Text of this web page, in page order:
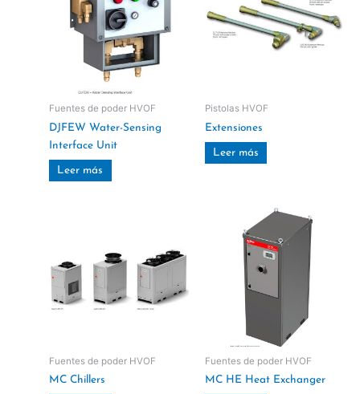
Fuentes de poder HVOF
DJFEW Water-Sensing
Interface Unit
Leer más
Pistolas HVOF
Extensiones
Leer más
Fuentes de poder HVOF
MC Chillers
Fuentes de poder HVOF
MC HE Heat Exchanger